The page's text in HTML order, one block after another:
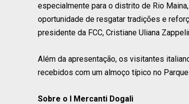
especialmente para o distrito de Rio
oportunidade de resgatar tradições e
presidente da FCC, Cristiane Uliana
Além da apresentação, os visitantes
recebidos com um almoço típico no
Sobre o I Mercanti Dogali